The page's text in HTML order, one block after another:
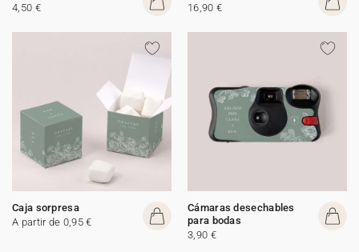
4,50 €
16,90 €
Caja sorpresa
A partir de 0,95 €
Cámaras desechables
para bodas
3,90 €